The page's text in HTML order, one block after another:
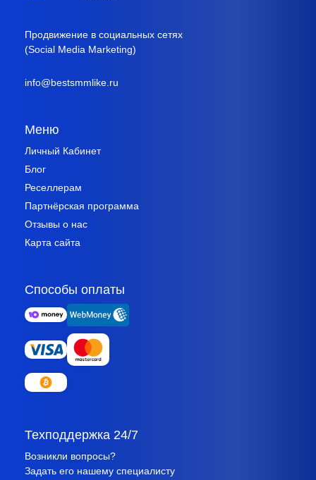
Продвижение в социальных сетях
(Social Media Marketing)
info@bestsmmlike.ru
Меню
Личный Кабинет
Блог
Реселлерам
Партнёрская программа
Отзывы о нас
Карта сайта
Способы оплаты
Техподдержка 24/7
Возникли вопросы?
Задать его нашему специалисту